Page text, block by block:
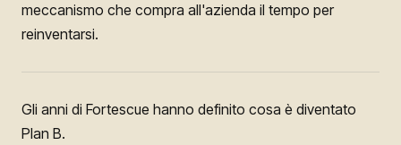
meccanismo che compra all'azienda il tempo per
reinventarsi.
Gli anni di Fortescue hanno definito cosa è diventato
Plan B.